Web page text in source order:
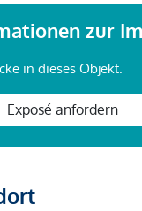
zur
in dieses Objekt.
Exposé anfordern